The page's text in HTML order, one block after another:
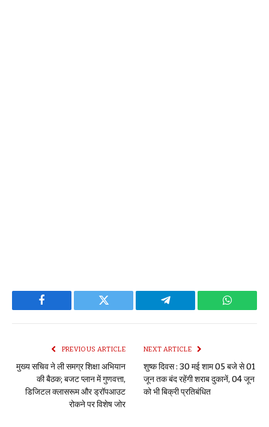
Facebook Twitter Telegram
PREVIOUS ARTICLE
मुख्य सचिव ने ली समग्र शिक्षा अभियान
की बैठक; बजट प्लान में गुणवत्ता,
डिजिटल क्लासरूम और ड्रॉपआउट
रोकने पर विशेष जोर
NEXT ARTICLE
शुष्क दिवस : 30 मई शाम 05 बजे से 01
जून तक बंद रहेंगी शराब दुकानें, 04 जून
को भी बिक्री प्रतिबंधित